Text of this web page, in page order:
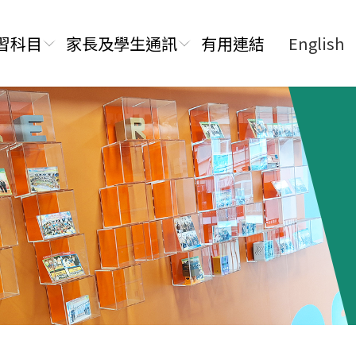
English
科目 家長及學生通訊 有用連結